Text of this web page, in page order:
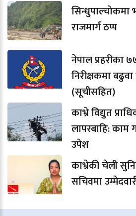
सिन्धुपाल्चोकमा
राजमार्ग ठप्प
नेपाल प्रहरीका
निरीक्षकमा
(सूचीसहित)
काभ्रे विद्युत
लापरबाहि: काम
उपेश
काभ्रेकी चेली
सचिवमा